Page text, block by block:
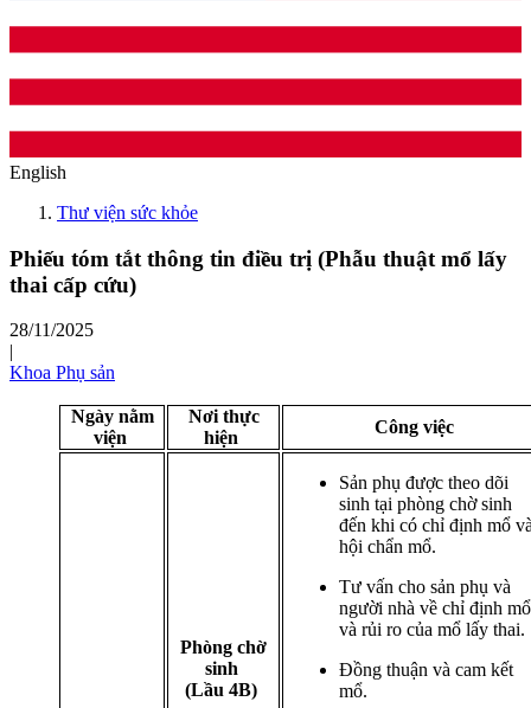
English
Thư viện sức khỏe
Phiếu tóm tắt thông tin điều trị (Phẫu thuật mổ lấy
thai cấp cứu)
28/11/2025
|
Khoa Phụ sản
Ngày nằm
viện
Nơi thực
hiện
Công việc
Phòng chờ
sinh
(Lầu 4B)
Sản phụ được theo dõi
sinh tại phòng chờ sinh
đến khi có chỉ định mổ
hội chẩn mổ.
Tư vấn cho sản phụ và
người nhà về chỉ định mổ
và rủi ro của mổ lấy thai.
Đồng thuận và cam kết
mổ.